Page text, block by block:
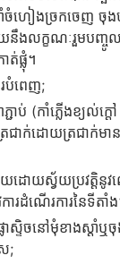
ហៀងច្រកចេញ ចុងប
យនឹងលក្ខណៈរួមបញ្ចូល
ត់ផ្លុំ។
របំពេញ;
ភ្ជាប់ (កាំភ្លើងខ្យល់
រជាក់ដោយត្រជាក់ម
ាយដោយស្វ័យប្រវត្តិនូ
ារដំណើរការនៃទីតាំ
ាស្ទិចនៅមុំខាងស្តាំ
;